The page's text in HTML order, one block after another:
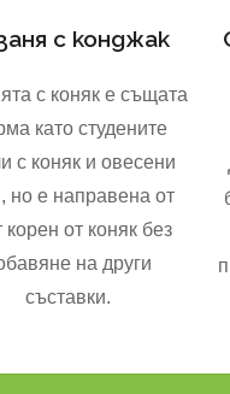
с конджак
с коняк е същата
като студените
с коняк и овесени
но е направена от
корен от коняк без
на други
съставки.